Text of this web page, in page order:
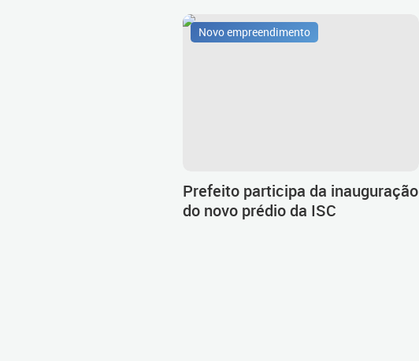
Novo empreendimento
Prefeito participa da inauguração
do novo prédio da ISC